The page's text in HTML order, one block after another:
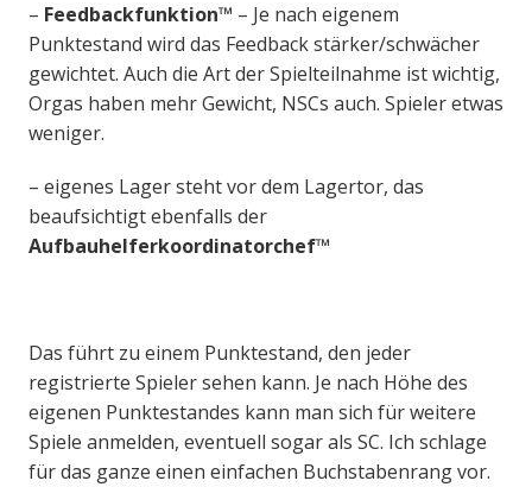
– Feedbackfunktion™ – Je nach eigenem
Punktestand wird das Feedback stärker/schwächer
gewichtet. Auch die Art der Spielteilnahme ist wichtig,
Orgas haben mehr Gewicht, NSCs auch. Spieler etwas
weniger.
– eigenes Lager steht vor dem Lagertor, das
beaufsichtigt ebenfalls der
Aufbauhelferkoordinatorchef™
Das führt zu einem Punktestand, den jeder
registrierte Spieler sehen kann. Je nach Höhe des
eigenen Punktestandes kann man sich für weitere
Spiele anmelden, eventuell sogar als SC. Ich schlage
für das ganze einen einfachen Buchstabenrang vor.